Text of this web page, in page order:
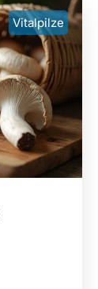
Vitalpilze